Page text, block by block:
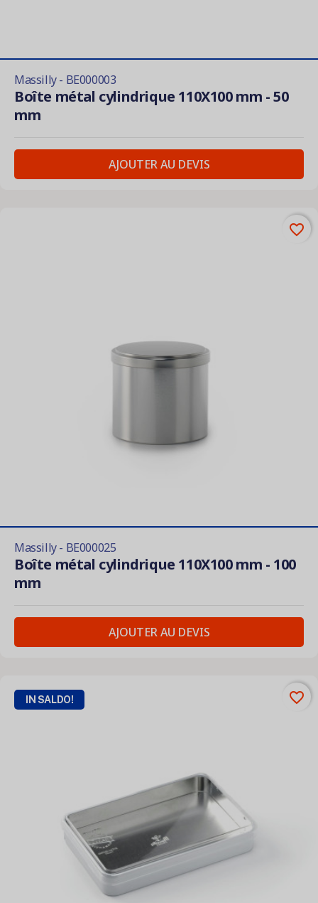
Massilly - BE000003
Boîte métal cylindrique 110X100 mm - 50
mm
AJOUTER AU DEVIS
Massilly - BE000025
Boîte métal cylindrique 110X100 mm - 100
mm
AJOUTER AU DEVIS
favorite_border
IN SALDO! favorite_border